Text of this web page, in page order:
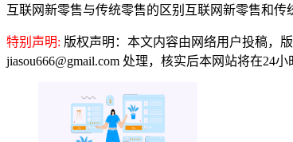
互联网新零售与传统零售的区别互联网新零售和传
特别声明: 版权声明：本文内容由网络用户投稿，
jiasou666@gmail.com 处理，核实后本网站将在24小